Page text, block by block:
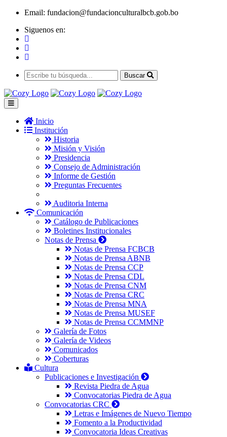
Email: fundacion@fundacionculturalbcb.gob.bo
Siguenos en:
Buscar
Inicio
Institución
Historia
Misión y Visión
Presidencia
Consejo de Administración
Informe de Gestión
Preguntas Frecuentes
Auditoria Interna
Comunicación
Catálogo de Publicaciones
Boletines Institucionales
Notas de Prensa
Notas de Prensa FCBCB
Notas de Prensa ABNB
Notas de Prensa CCP
Notas de Prensa CDL
Notas de Prensa CNM
Notas de Prensa CRC
Notas de Prensa MNA
Notas de Prensa MUSEF
Notas de Prensa CCMMNP
Galería de Fotos
Galería de Videos
Comunicados
Coberturas
Cultura
Publicaciones e Investigación
Revista Piedra de Agua
Convocatorias Piedra de Agua
Convocatorias CRC
Letras e Imágenes de Nuevo Tiempo
Fomento a la Productividad
Convocatoria Ideas Creativas